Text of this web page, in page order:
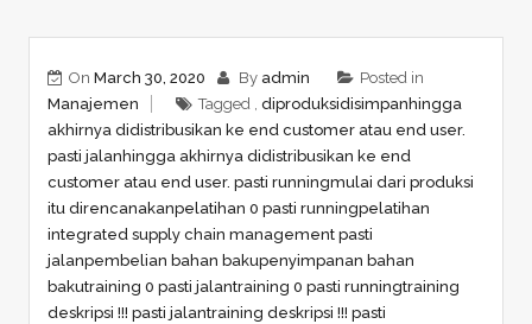
On March 30, 2020 By admin
Posted in
Manajemen
Tagged , diproduksidisimpan hingga
akhirnya didistribusikan ke end customer atau end user.
pasti jalan hingga akhirnya didistribusikan ke end
customer atau end user. pasti runningmulai dari produksi
itu direncanakanpelatihan 0 pasti runningpelatihan
integrated supply chain management pasti
jalanpembelian bahan bakupenyimpanan bahan
bakutraining 0 pasti jalantraining 0 pasti runningtraining
deskripsi !!! pasti jalantraining deskripsi !!! pasti